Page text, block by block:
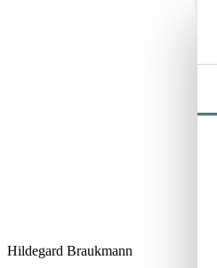
Hildegard Braukmann